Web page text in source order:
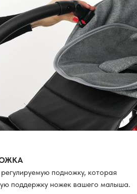
подножку, которая
поддержку ножек вашего малыша.